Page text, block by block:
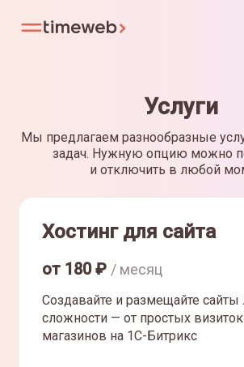
Услуги
Мы предлагаем разнообразные
задач. Нужную опцию можно
и отключить в любой
Хостинг для сайта
от 180₽ / месяц
Создавайте и размещайте
сложности — от простых
магазинов на 1С-Битрикс